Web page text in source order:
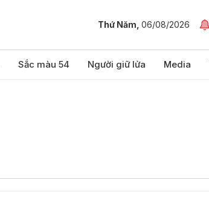
Thứ Năm, 06/08/2026
Sắc màu 54 Người giữ lửa Media